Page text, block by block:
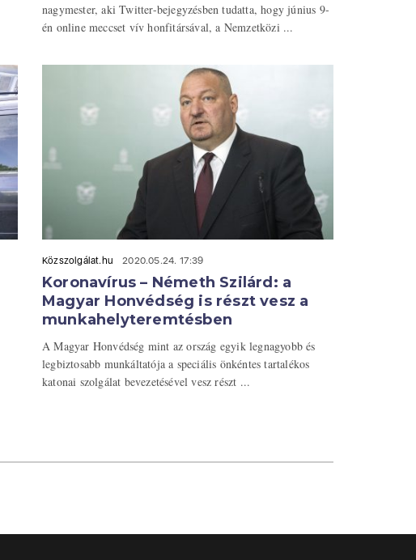
nagymester, aki Twitter-bejegyzésben tudatta, hogy június 9-
én online meccset vív honfitársával, a Nemzetközi ...
Közszolgálat.hu 2020.05.24. 17:39
Koronavírus – Németh Szilárd: a
Magyar Honvédség is részt vesz a
munkahelyteremtésben
A Magyar Honvédség mint az ország egyik legnagyobb és
legbiztosabb munkáltatója a speciális önkéntes tartalékos
katonai szolgálat bevezetésével vesz részt ...